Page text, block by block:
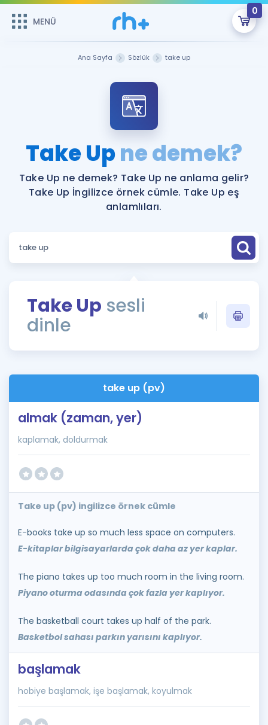
MENÜ
0
Şifremi Hatırlamıyorum
ÜYE DEĞİLİM
Sepetin Şu An Boş.
Remzi Hoca ile seni sınava hazırlayacak onlarca eğitim seni
bekliyor!
MENÜ
Katılımcı Görüşleri
Faydalı Araçlar
Sözlük
Rehberlik Aracı
ÖSYM Sınav Takvimi
İngilizce Gramer
Hakkımızda
Ana Sayfa Sözlük take up
Take Upne demek?
Take Up ne demek? Take Up ne anlama gelir?
Take Up İngilizce örnek cümle. Take Up eş
anlamlıları.
Take Up sesli
dinle
take up (pv)
almak (zaman, yer)
kaplamak, doldurmak
Take up (pv) ingilizce örnek cümle
E-books take up so much less space on computers.
E-kitaplar bilgisayarlarda çok daha az yer kaplar.
The piano takes up too much room in the living room.
Piyano oturma odasında çok fazla yer kaplıyor.
The basketball court takes up half of the park.
Basketbol sahası parkın yarısını kaplıyor.
başlamak
hobiye başlamak, işe başlamak, koyulmak